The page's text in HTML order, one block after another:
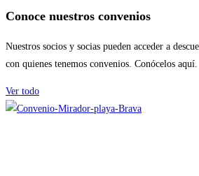
Conoce nuestros convenios
Nuestros socios y socias pueden acceder a
con quienes tenemos convenios. Conócelos aquí.
Ver todo